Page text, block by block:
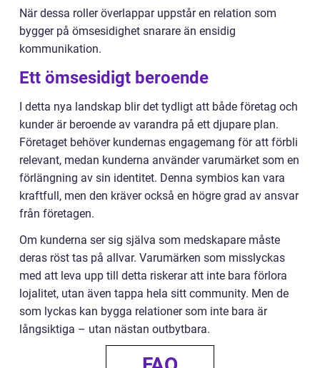
När dessa roller överlappar uppstår en relation som
bygger på ömsesidighet snarare än ensidig
kommunikation.
Ett ömsesidigt beroende
I detta nya landskap blir det tydligt att både företag och
kunder är beroende av varandra på ett djupare plan.
Företaget behöver kundernas engagemang för att förbli
relevant, medan kunderna använder varumärket som en
förlängning av sin identitet. Denna symbios kan vara
kraftfull, men den kräver också en högre grad av ansvar
från företagen.
Om kunderna ser sig själva som medskapare måste
deras röst tas på allvar. Varumärken som misslyckas
med att leva upp till detta riskerar att inte bara förlora
lojalitet, utan även tappa hela sitt community. Men de
som lyckas kan bygga relationer som inte bara är
långsiktiga – utan nästan outbytbara.